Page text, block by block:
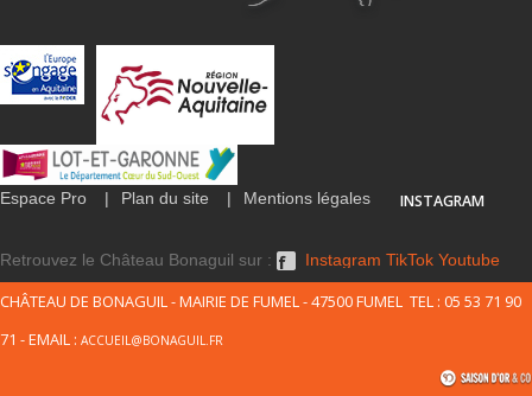
Espace Pro Plan du site Mentions légales INSTAGRAM
Retrouvez le Château Bonaguil sur : Instagram TikTok Youtube
CHÂTEAU DE BONAGUIL - MAIRIE DE FUMEL - 47500 FUMEL TEL : 05 53 71 90
71 - EMAIL : ACCUEIL@BONAGUIL.FR